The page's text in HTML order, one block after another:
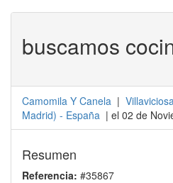
buscamos
Camomila Y Canela |
Madrid) - España | el 02 de
Resumen
Referencia: #35867